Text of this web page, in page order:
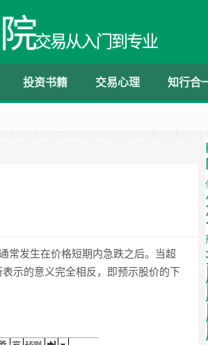
交易从入门到专业
投资书籍 交易心理 知行合
常发生在价格短期内急跌之后。当超
示的意义完全相反，即预示股价的下